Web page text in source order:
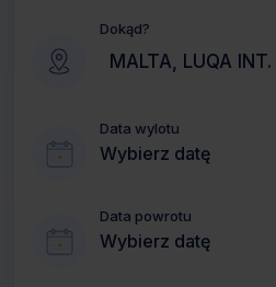
Dokąd?
Data wylotu
Wybierz datę
Data powrotu
Wybierz datę